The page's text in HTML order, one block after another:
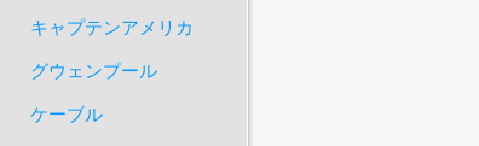
キャプテンアメリカ
グウェンプール
ケーブル